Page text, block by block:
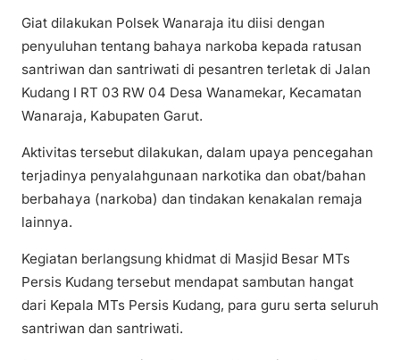
Giat dilakukan Polsek Wanaraja itu diisi dengan
penyuluhan tentang bahaya narkoba kepada ratusan
santriwan dan santriwati di pesantren terletak di Jalan
Kudang I RT 03 RW 04 Desa Wanamekar, Kecamatan
Wanaraja, Kabupaten Garut.
Aktivitas tersebut dilakukan, dalam upaya pencegahan
terjadinya penyalahgunaan narkotika dan obat/bahan
berbahaya (narkoba) dan tindakan kenakalan remaja
lainnya.
Kegiatan berlangsung khidmat di Masjid Besar MTs
Persis Kudang tersebut mendapat sambutan hangat
dari Kepala MTs Persis Kudang, para guru serta seluruh
santriwan dan santriwati.